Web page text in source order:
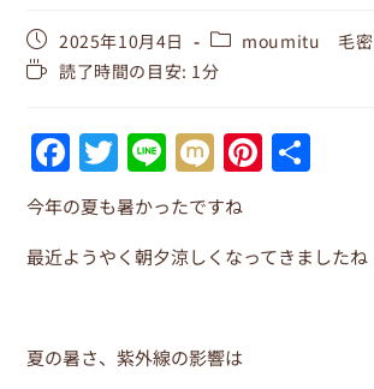
2025年10月4日 moumitu 毛密
読了時間の目安: 1分
F
a
c
e
o
T
w
itt
er
Li
n
e
M
ix
i
Pi
nt
e
今年の夏も暑かったですね
最近ようやく朝夕涼しくなってきましたね
夏の暑さ、紫外線の影響は